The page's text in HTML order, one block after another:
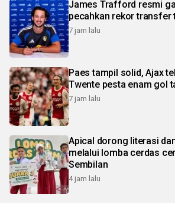
James Trafford resmi
pecahkan rekor transfer
7 jam lalu
Paes tampil solid, Ajax
Twente pesta enam gol
7 jam lalu
Apical dorong literasi
melalui lomba cerdas
Sembilan
4 jam lalu